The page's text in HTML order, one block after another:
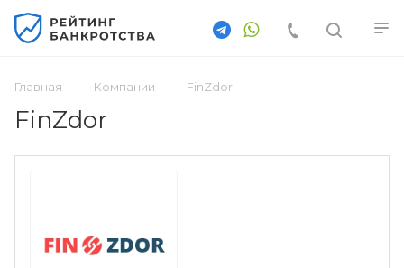
Главная Компании FinZdor
FinZdor